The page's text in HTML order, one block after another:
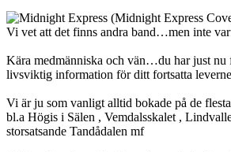
Vi vet att det finns andra band…men inte
Kära medmänniska och vän…du har just nu
livsviktig information för ditt fortsatta
Vi är ju som vanligt alltid bokade på de
bl.a Högis i Sälen , Vemdalsskalet ,
storsatsande Tandådalen mf